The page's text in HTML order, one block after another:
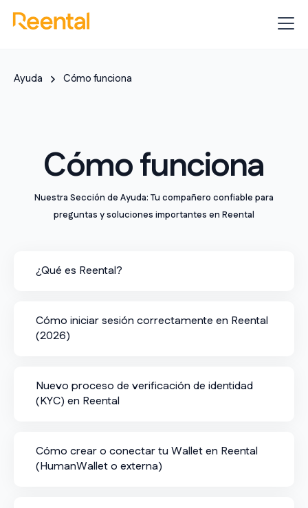
Ayuda Cómo funciona
Cómo funciona
Nuestra Sección de Ayuda: Tu compañero confiable para
preguntas y soluciones importantes en Reental
¿Qué es Reental?
Cómo iniciar sesión correctamente en Reental
(2026)
Nuevo proceso de verificación de identidad
(KYC) en Reental
Cómo crear o conectar tu Wallet en Reental
(HumanWallet o externa)